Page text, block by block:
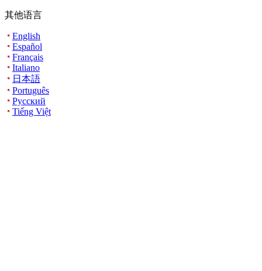
其他语言
English
Español
Français
Italiano
日本語
Português
Русский
Tiếng Việt